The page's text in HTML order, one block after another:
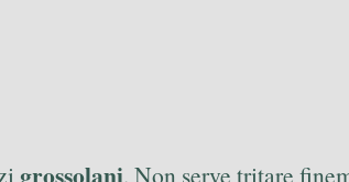
grossolani. Non serve tritare